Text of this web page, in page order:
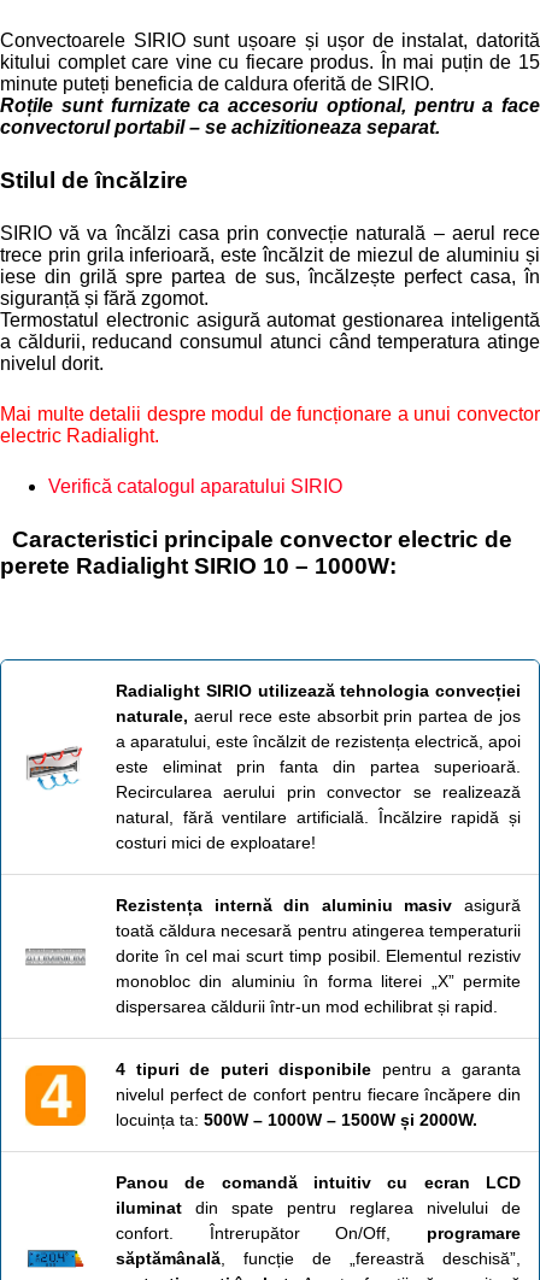
Convectoarele SIRIO sunt ușoare și ușor de instalat, datorită
kitului complet care vine cu fiecare produs. În mai puțin de 15
minute puteți beneficia de caldura oferită de SIRIO.
Roțile sunt furnizate ca accesoriu optional, pentru a face
convectorul portabil – se achizitioneaza separat.
Stilul de încălzire
SIRIO vă va încălzi casa prin convecție naturală – aerul rece
trece prin grila inferioară, este încălzit de miezul de aluminiu și
iese din grilă spre partea de sus, încălzește perfect casa, în
siguranță și fără zgomot.
Termostatul electronic asigură automat gestionarea inteligentă
a căldurii, reducand consumul atunci când temperatura atinge
nivelul dorit.
Mai multe detalii despre modul de funcționare a unui convector
electric Radialight.
Verifică catalogul aparatului SIRIO
Caracteristici principale convector electric de
perete Radialight SIRIO 10 – 1000W:
Radialight SIRIO utilizează tehnologia convecției
naturale, aerul rece este absorbit prin partea de jos
a aparatului, este încălzit de rezistența electrică, apoi
este eliminat prin fanta din partea superioară.
Recircularea aerului prin convector se realizează
natural, fără ventilare artificială. Încălzire rapidă și
costuri mici de exploatare!
Rezistența internă din aluminiu masiv asigură
toată căldura necesară pentru atingerea temperaturii
dorite în cel mai scurt timp posibil. Elementul rezistiv
monobloc din aluminiu în forma literei „X” permite
dispersarea căldurii într-un mod echilibrat și rapid.
4 tipuri de puteri disponibile pentru a garanta
nivelul perfect de confort pentru fiecare încăpere din
locuința ta: 500W – 1000W – 1500W și 2000W.
Panou de comandă intuitiv cu ecran LCD
iluminat din spate pentru reglarea nivelului de
confort. Întrerupător On/Off, programare
săptămânală, funcție de „fereastră deschisă”,